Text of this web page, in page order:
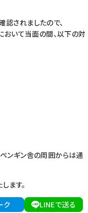
されましたので、
いて当面の間、以下の対
ンギン舎の周囲からは通
ます。
ク LINEで送る